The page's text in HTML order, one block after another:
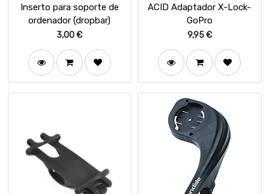
Inserto para soporte de
ordenador (dropbar)
3,00€
ACID Adaptador X-Lock-
GoPro
9,95€